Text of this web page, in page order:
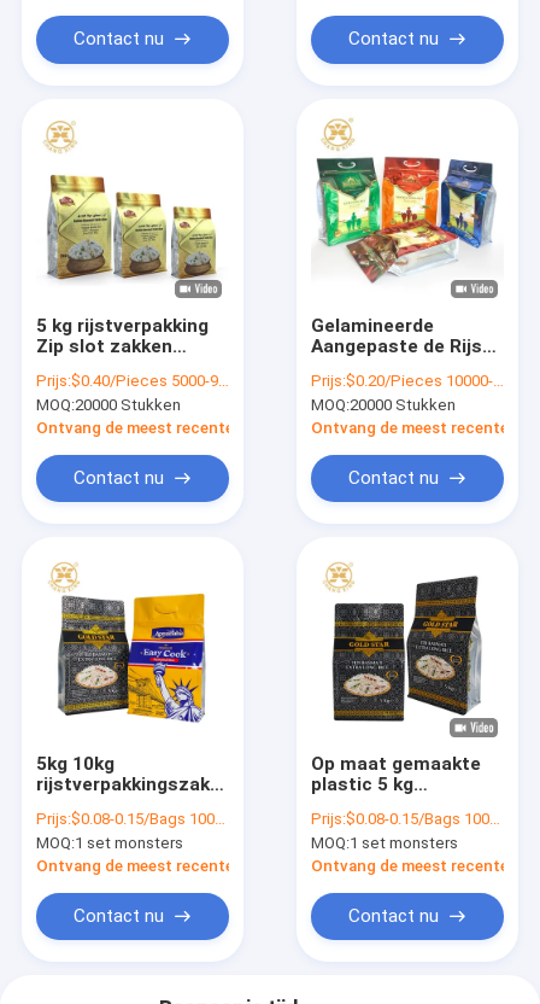
Contact nu Contact nu
5 kg rijstverpakking
Zip slot zakken
met UV verdwijnen
Prijs:$0.40/Pieces 5000-9999 Pieces
MOQ:20000 Stukken
Ontvang de meest recente Prijs
Contact nu
Gelamineerde
Aangepaste de Rijst
1kg 2kg 5kg 10kg
keurt de Plastiek
goed
Prijs:$0.20/Pieces 10000-99999 Pieces
MOQ:20000 Stukken
Ontvang de meest recente
Contact nu
5kg 10kg
rijstverpakkingszak
Staande rijstzak voor
voedselverpakking
Op maat gedrukte
Prijs:$0.08-0.15/Bags 10000-99999 Bags
MOQ:1 set monsters
Ontvang de meest recente Prijs
Contact nu
Op maat gemaakte
plastic 5 kg
hervergrendelbare
ritslot zak gedrukte
rijstzak met handvat
Prijs:$0.08-0.15/Bags 10000-99999 Bags
MOQ:1 set monsters
Ontvang de meest recente
Contact nu